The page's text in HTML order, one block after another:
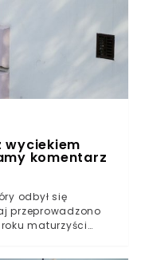
wyciekiem
komentarz
odbył się
przeprowadzono
maturzyści